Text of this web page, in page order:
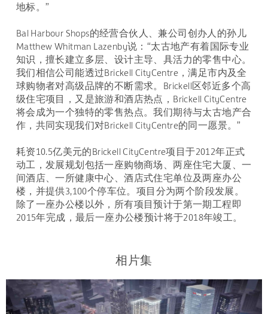
地标。”
Bal Harbour Shops的经营合伙人、兼公司创办人的孙儿
Matthew Whitman Lazenby说：“太古地产有着国际专业
知识，擅长建立多层、设计主导、具活力的零售中心。
我们相信公司能透过Brickell CityCentre，满足市内及全
球购物者对高级品牌的不断需求。Brickell区邻近多个高
级住宅项目，又是旅游和酒店热点，Brickell CityCentre
将会成为一个独特的零售热点。我们期待与太古地产合
作，共同实现我们对Brickell CityCentre的同一愿景。”
耗资10.5亿美元的Brickell CityCentre项目于2012年正式
动工，发展规划包括一座购物商场、两座住宅大厦、一
间酒店、一所健康中心、酒店式住宅单位及两座办公
楼，并提供3,100个停车位。项目分为两个阶段发展。
除了一座办公楼以外，所有项目预计于第一期工程即
2015年完成，最后一座办公楼预计将于2018年竣工。
相片集